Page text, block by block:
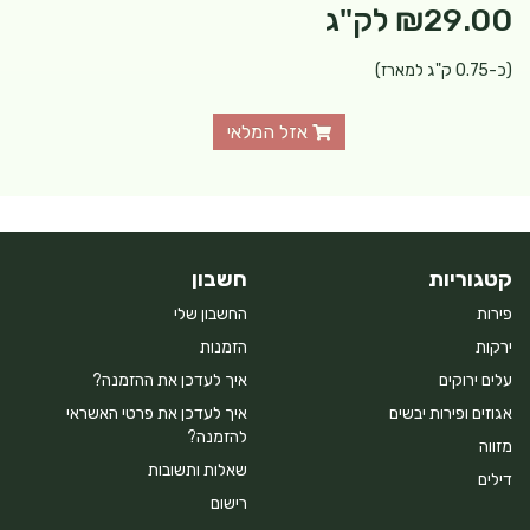
₪29.00 לק"ג
(כ-0.75 ק"ג למארז)
אזל המלאי
קטגוריות
פירות
ירקות
עלים ירוקים
אגוזים ופירות יבשים
מזווה
דילים
חשבון
החשבון שלי
הזמנות
איך לעדכן את ההזמנה?
איך לעדכן את פרטי האשראי
להזמנה?
שאלות ותשובות
רישום